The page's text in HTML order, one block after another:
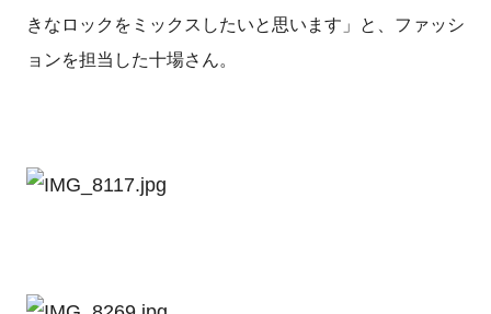
きなロックをミックスしたいと思います」と、ファッシ
ョンを担当した十場さん。